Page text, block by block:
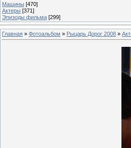
Машины [470]
Актеры [371]
Эпизоды фильма [299]
Главная » Фотоальбом » Рыцарь Дорог 2008 »